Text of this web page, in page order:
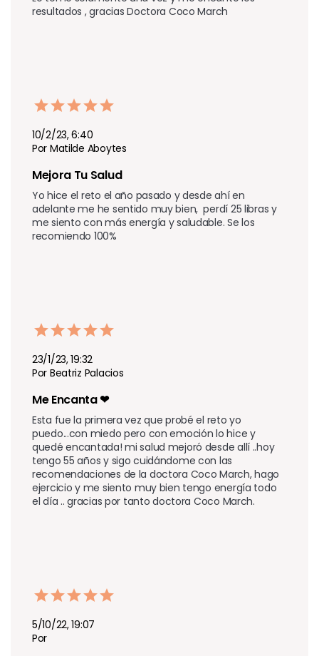
resultados , gracias Doctora Coco March
10/2/23, 6:40
Por Matilde Aboytes
Mejora Tu Salud
Yo hice el reto el año pasado y desde ahí en
adelante me he sentido muy bien,  perdí 25 libras y
me siento con más energía y saludable. Se los
recomiendo 100%
23/1/23, 19:32
Por Beatriz Palacios
Me Encanta ❤
Esta fue la primera vez que probé el reto yo
puedo...con miedo pero con emoción lo hice y
quedé encantada! mi salud mejoró desde allí ..hoy
tengo 55 años y sigo cuidándome con las
recomendaciones de la doctora Coco March, hago
ejercicio y me siento muy bien tengo energía todo
el día .. gracias por tanto doctora Coco March.
5/10/22, 19:07
Por